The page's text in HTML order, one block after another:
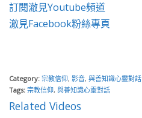
訂閱澈見Youtube頻道
澈見Facebook粉絲專頁
Category: 宗教信仰, 影音, 與善知識心靈對話
Tags: 宗教信仰, 與善知識心靈對話
Related Videos